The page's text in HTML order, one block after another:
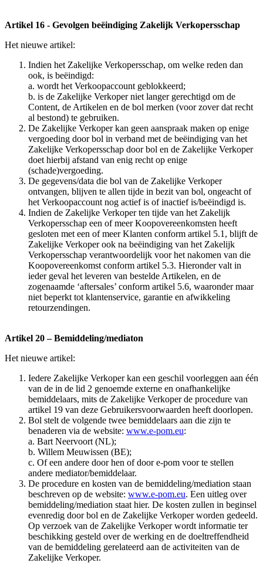
Artikel 16 - Gevolgen beëindiging Zakelijk Verkopersschap
Het nieuwe artikel:
Indien het Zakelijke Verkopersschap, om welke reden dan
ook, is beëindigd:
a. wordt het Verkoopaccount geblokkeerd;
b. is de Zakelijke Verkoper niet langer gerechtigd om de
Content, de Artikelen en de bol merken (voor zover dat recht
al bestond) te gebruiken.
De Zakelijke Verkoper kan geen aanspraak maken op enige
vergoeding door bol in verband met de beëindiging van het
Zakelijke Verkopersschap door bol en de Zakelijke Verkoper
doet hierbij afstand van enig recht op enige
(schade)vergoeding.
De gegevens/data die bol van de Zakelijke Verkoper
ontvangen, blijven te allen tijde in bezit van bol, ongeacht of
het Verkoopaccount nog actief is of inactief is/beëindigd is.
Indien de Zakelijke Verkoper ten tijde van het Zakelijk
Verkopersschap een of meer Koopovereenkomsten heeft
gesloten met een of meer Klanten conform artikel 5.1, blijft de
Zakelijke Verkoper ook na beëindiging van het Zakelijk
Verkopersschap verantwoordelijk voor het nakomen van die
Koopovereenkomst conform artikel 5.3. Hieronder valt in
ieder geval het leveren van bestelde Artikelen, en de
zogenaamde ‘aftersales’ conform artikel 5.6, waaronder maar
niet beperkt tot klantenservice, garantie en afwikkeling
retourzendingen.
Artikel 20 – Bemiddeling/mediaton
Het nieuwe artikel:
Iedere Zakelijke Verkoper kan een geschil voorleggen aan één
van de in de lid 2 genoemde externe en onafhankelijke
bemiddelaars, mits de Zakelijke Verkoper de procedure van
artikel 19 van deze Gebruikersvoorwaarden heeft doorlopen.
Bol stelt de volgende twee bemiddelaars aan die zijn te
benaderen via de website: www.e-pom.eu:
a. Bart Neervoort (NL);
b. Willem Meuwissen (BE);
c. Of een andere door hen of door e-pom voor te stellen
andere mediator/bemiddelaar.
De procedure en kosten van de bemiddeling/mediation staan
beschreven op de website: www.e-pom.eu. Een uitleg over
bemiddeling/mediation staat hier. De kosten zullen in beginsel
evenredig door bol en de Zakelijke Verkoper worden gedeeld.
Op verzoek van de Zakelijke Verkoper wordt informatie ter
beschikking gesteld over de werking en de doeltreffendheid
van de bemiddeling gerelateerd aan de activiteiten van de
Zakelijke Verkoper.